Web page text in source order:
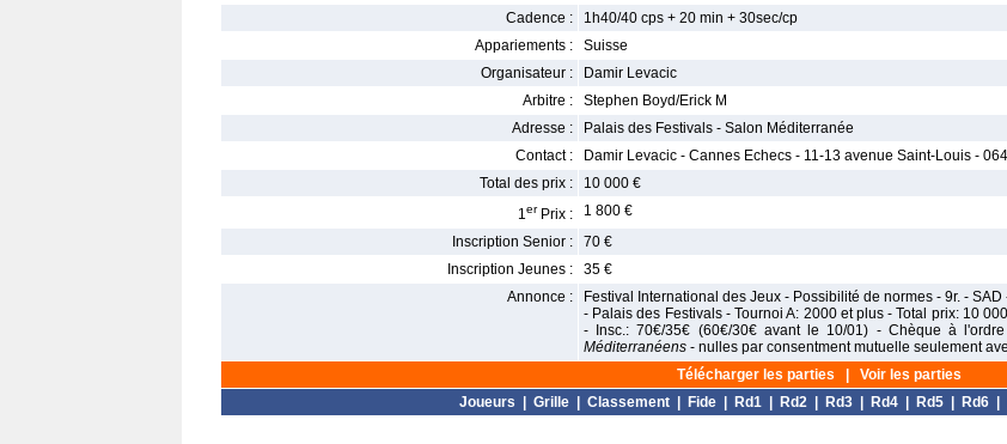
Cadence :
1h40/40 cps + 20 min + 30sec/cp
Appariements :
Suisse
Organisateur :
Damir Levacic
Arbitre :
Stephen Boyd/Erick M
Adresse :
Palais des Festivals - Salon Méditerranée
Contact :
Damir Levacic - Cannes Echecs - 11-13 avenue Saint-Louis -
Total des prix :
10 000 €
1er Prix :
1 800 €
Inscription Senior :
70 €
Inscription Jeunes :
35 €
Annonce :
Festival International des Jeux - Possibilité de normes - 9r. -
- Palais des Festivals - Tournoi A: 2000 et plus - Total prix: 10
- Insc.: 70€/35€ (60€/30€ avant le 10/01) - Chèque à
Méditerranéens - nulles par consentment mutuelle seulement
Télécharger les parties
Voir les parties
Joueurs
Grille Classement Fide Rd1 Rd2 Rd3 Rd4 Rd5 Rd6